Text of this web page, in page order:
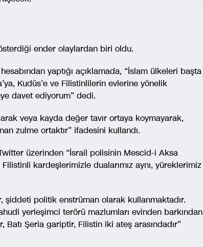
ender olaylardan biri oldu.
yaptığı açıklamada, “İslam ülkeleri başta
Kudüs’e ve Filistinlilerin evlerine yönelik
davet ediyorum” dedi.
veya kayda değer tavır ortaya koymayarak,
zulme ortaktır” ifadesini kullandı.
üzerinden “İsrail polisinin Mescid-i Aksa
Filistinli kardeşlerimizle dualarımız aynı, yüreklerimiz
politik enstrüman olarak kullanmaktadır.
yerleşimci terörü mazlumları evinden barkından
Batı Şeria gariptir, Filistin iki ateş arasındadır”